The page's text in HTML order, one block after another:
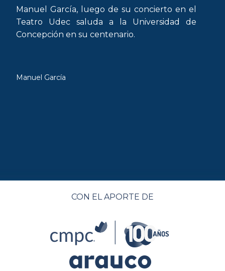
Manuel García, luego de su concierto en el
Teatro Udec saluda a la Universidad de
Concepción en su centenario.
Manuel García
CON EL APORTE DE